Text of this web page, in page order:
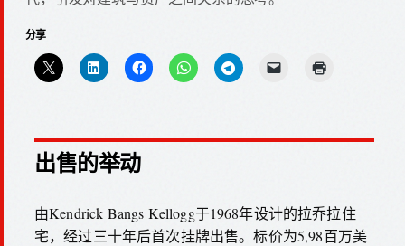
分享
出售的举动
由Kendrick Bangs Kellogg于1968年设计的拉乔拉住
宅，经过三十年后首次挂牌出售。标价为5,98百万美